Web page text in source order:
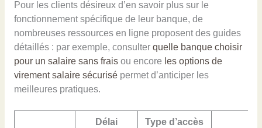
Pour les clients désireux d’en savoir plus sur le
fonctionnement spécifique de leur banque, de
nombreuses ressources en ligne proposent des guides
détaillés : par exemple, consulter quelle banque choisir
pour un salaire sans fraisou encore les options de
virement salaire sécurisépermet d’anticiper les
meilleures pratiques.
Délai
Type d’accès